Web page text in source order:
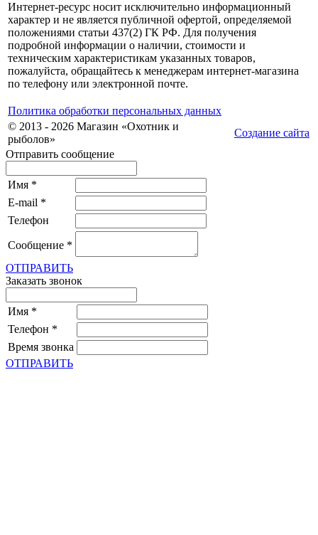
Интернет-ресурс носит исключительно информационный
характер и не является публичной офертой, определяемой
положениями статьи 437(2) ГК РФ. Для получения
подробной информации о наличии, стоимости и
техническим характеристикам указанных товаров,
пожалуйста, обращайтесь к менеджерам интернет-магазина
по телефону или электронной почте.
Политика обработки персональных данных
© 2013 - 2026 Магазин «Охотник и
рыболов»
Создание сайта
Отправить сообщение
Имя *
E-mail *
Телефон
Сообщение *
ОТПРАВИТЬ
Заказать звонок
Имя *
Телефон *
Время звонка
ОТПРАВИТЬ